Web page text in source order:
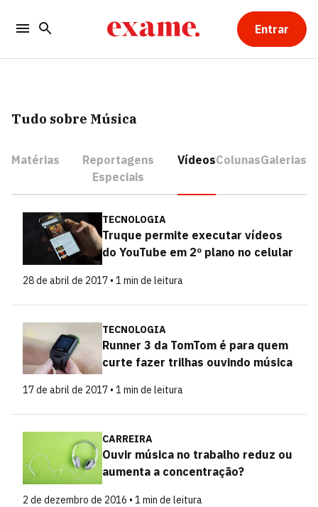
Entrar
Tudo sobre Música
Matérias
Reportagens
Especiais
VídeosColunasGalerias
TECNOLOGIA
Truque permite executar vídeos
do YouTube em 2º plano no celular
28 de abril de 2017 • 1 min de leitura
TECNOLOGIA
Runner 3 da TomTom é para quem
curte fazer trilhas ouvindo música
17 de abril de 2017 • 1 min de leitura
CARREIRA
Ouvir música no trabalho reduz ou
aumenta a concentração?
2 de dezembro de 2016 • 1 min de leitura